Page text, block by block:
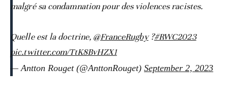
malgré sa condamnation pour des violences racistes.
Quelle est la doctrine, @FranceRugby?#RWC2023
pic.twitter.com/TtK8BvHZX1
— Antton Rouget (@AnttonRouget) September 2, 2023